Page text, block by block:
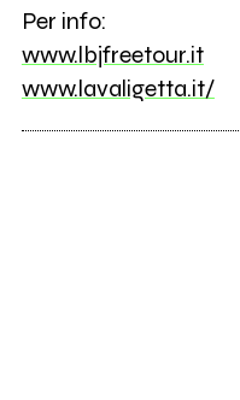
Per info:
www.lbjfreetour.it
www.lavaligetta.it/